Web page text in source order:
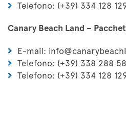
Telefono: (+39) 334 128
Canary Beach Land –
E-mail:
Telefono: (+39) 338 288
Telefono: (+39) 334 128